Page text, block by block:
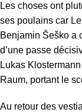
Les choses ont
ses poulains car
Benjamin Šeško a
d’une passe
Lukas
Raum, portant le
Au retour des